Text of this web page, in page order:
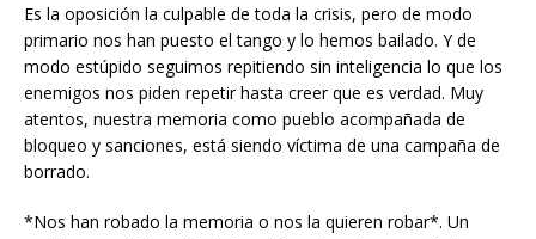
Es la oposición la culpable de toda la crisis, pero de modo
primario nos han puesto el tango y lo hemos bailado. Y de
modo estúpido seguimos repitiendo sin inteligencia lo que los
enemigos nos piden repetir hasta creer que es verdad. Muy
atentos, nuestra memoria como pueblo acompañada de
bloqueo y sanciones, está siendo víctima de una campaña de
borrado.
*Nos han robado la memoria o nos la quieren robar*. Un